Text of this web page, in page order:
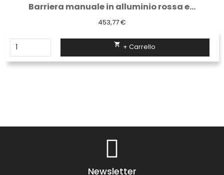
Barriera manuale in alluminio rossa e...
453,77 €
 + Carrello
Newsletter